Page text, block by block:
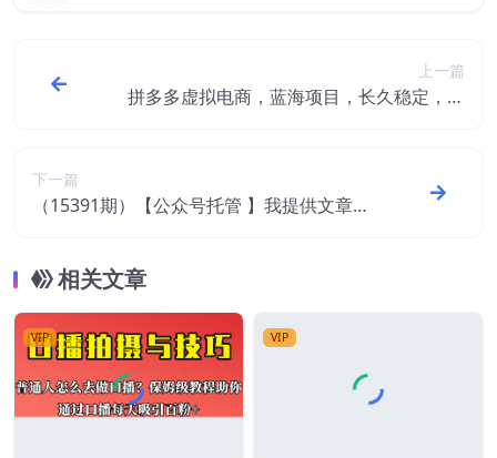
上一篇
拼多多虚拟电商，蓝海项目，长久稳定，可
下一篇
（15391期）【公众号托管 】我提供文章，
相关文章
VIP VIP